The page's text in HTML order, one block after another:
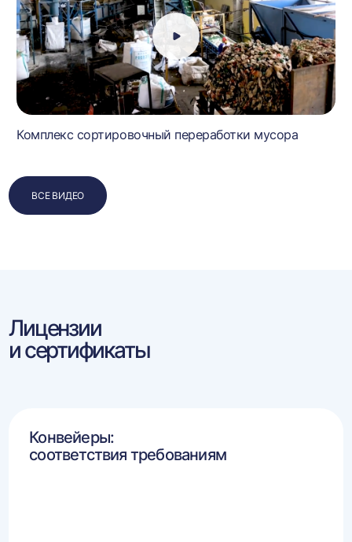
Комплекс сортировочный переработки мусора
ВСЕ ВИДЕО
Лицензии
и сертификаты
Конвейеры:
соответствия требованиям